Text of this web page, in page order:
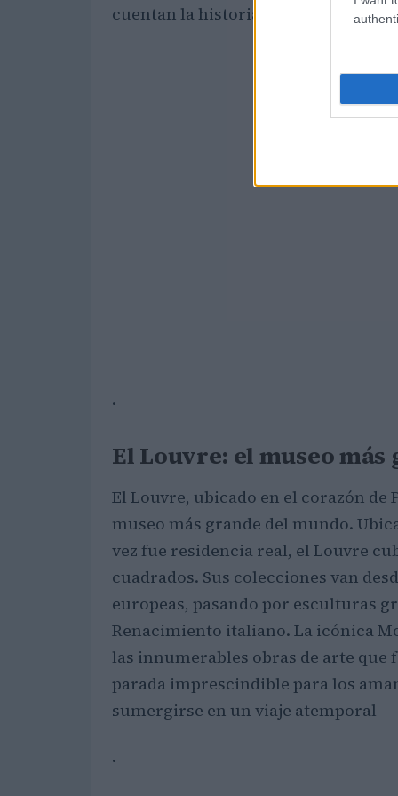
cuentan la historia y la cultura de
.
El Louvre: el museo
El Louvre, ubicado en el corazón
museo más grande del mundo.
vez fue residencia real, el Louvre
cuadrados. Sus colecciones van
europeas, pasando por esculturas
Renacimiento italiano. La icónica
las innumerables obras de arte que
parada imprescindible para los
sumergirse en un viaje atemporal
.